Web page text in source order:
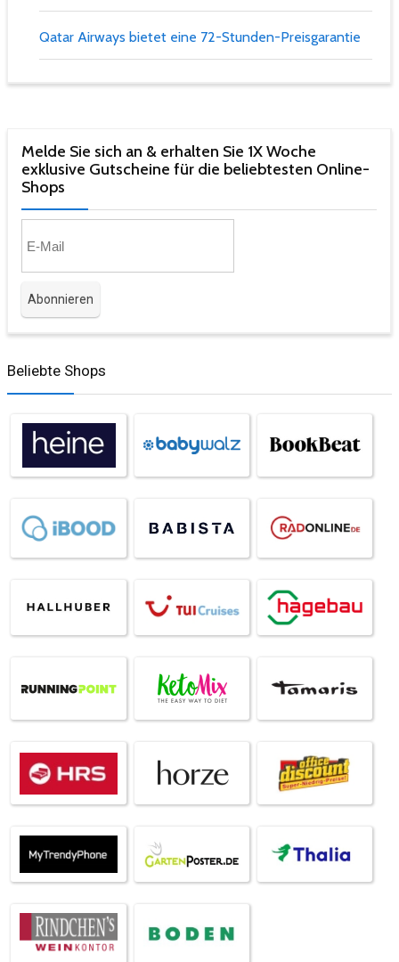
Qatar Airways bietet eine 72-Stunden-Preisgarantie
Melde Sie sich an & erhalten Sie 1X Woche
exklusive Gutscheine für die beliebtesten Online-
Shops​
Beliebte Shops